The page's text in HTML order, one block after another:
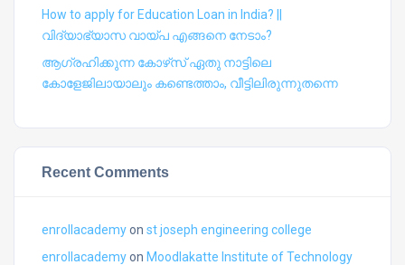
How to apply for Education Loan in India? ||
വിദ്യാഭ്യാസ വായ്പ എങ്ങനെ നേടാം?
ആഗ്രഹിക്കുന്ന കോഴ്‍സ് ഏതു നാട്ടിലെ
കോളേജിലായാലും കണ്ടെത്താം, വീട്ടിലിരുന്നുതന്നെ
Recent Comments
enrollacademyon st joseph engineering college
enrollacademyon Moodlakatte Institute of Technology